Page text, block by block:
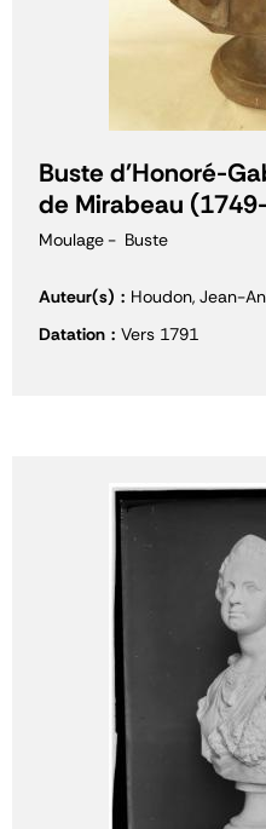
Buste d'Honoré-
de Mirabeau
Moulage Buste
Auteur(s)
Houdon, Jean-
Datation
Vers 1791